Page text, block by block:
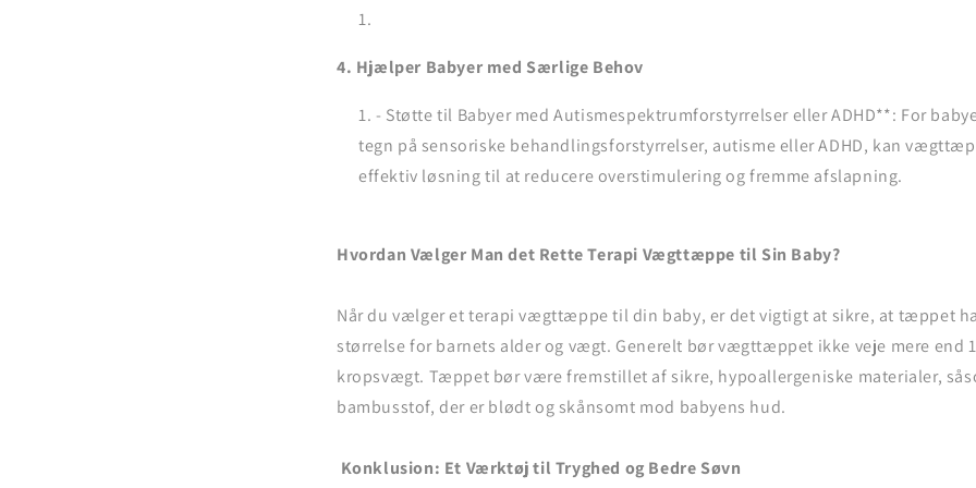
4. Hjælper Babyer med Særlige Behov
- Støtte til Babyer med Autismespektrumforstyrrelser eller ADHD**: For
tegn på sensoriske behandlingsforstyrrelser, autisme eller ADHD, kan
effektiv løsning til at reducere overstimulering og fremme afslapning.
Hvordan Vælger Man det Rette Terapi Vægttæppe til Sin Baby?
Når du vælger et terapi vægttæppe til din baby, er det vigtigt at sikre, at tæppet
størrelse for barnets alder og vægt. Generelt bør vægttæppet ikke veje mere end
kropsvægt. Tæppet bør være fremstillet af sikre, hypoallergeniske materialer,
bambusstof, der er blødt og skånsomt mod babyens hud.
Konklusion: Et Værktøj til Tryghed og Bedre Søvn